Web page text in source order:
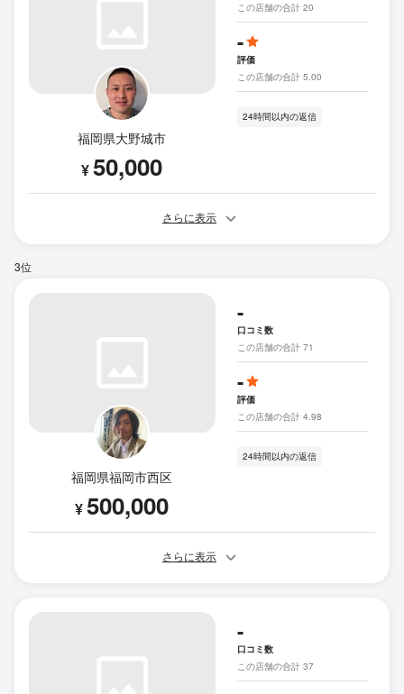
福岡県大野城市
¥50,000
この店舗の合計 20
-
評価
この店舗の合計 5.00
24時間以内の返信
さらに表示
3位
福岡県福岡市西区
¥500,000
-
口コミ数
この店舗の合計 71
-
評価
この店舗の合計 4.98
24時間以内の返信
さらに表示
-
口コミ数
この店舗の合計 37